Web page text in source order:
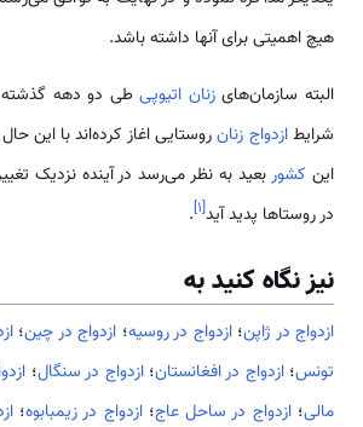
هیچ اهمیتی برای آنها داشته باشد.
البته سازمان‌هایزنان اتیوپیطی دو دهه گذشته
شرایطازدواج زنانروستایی اغاز کرده‌اند با این
این کشوربعید به نظر می‌رسد در آینده نزدیک
در روستاها پدید آید[۱]
.
نیز نگاه کنید به
ازدواج در ژاپن؛ازدواج در روسیه؛ ازدواج در چین؛
تونس؛ازدواج در افغانستان؛ازدواج در سنگال؛
مالی؛ازدواج در ساحل عاج؛ازدواج در زیمبابوه؛